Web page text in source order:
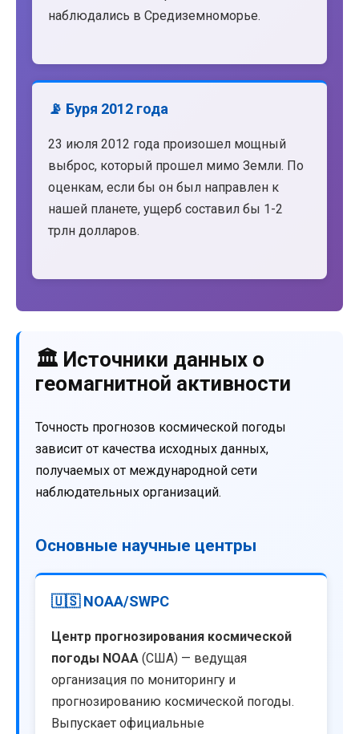
наблюдались в Средиземноморье.
📡 Буря 2012 года
23 июля 2012 года произошел мощный
выброс, который прошел мимо Земли. По
оценкам, если бы он был направлен к
нашей планете, ущерб составил бы 1-2
трлн долларов.
🏛️ Источники данных о
геомагнитной активности
Точность прогнозов космической погоды
зависит от качества исходных данных,
получаемых от международной сети
наблюдательных организаций.
Основные научные центры
🇺🇸 NOAA/SWPC
Центр прогнозирования космической
погоды NOAA (США) — ведущая
организация по мониторингу и
прогнозированию космической погоды.
Выпускает официальные